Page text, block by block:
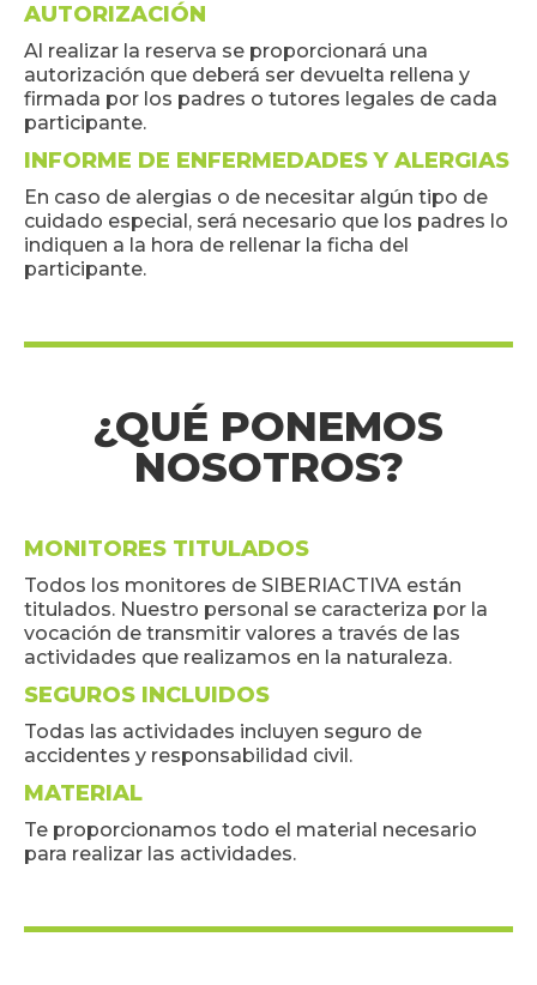
AUTORIZACIÓN
Al realizar la reserva se proporcionará una
autorización que deberá ser devuelta rellena y
firmada por los padres o tutores legales de cada
participante.
INFORME DE ENFERMEDADES Y ALERGIAS
En caso de alergias o de necesitar algún tipo de
cuidado especial, será necesario que los padres lo
indiquen a la hora de rellenar la ficha del
participante.
¿QUÉ PONEMOS
NOSOTROS?
MONITORES TITULADOS
Todos los monitores de SIBERIACTIVA están
titulados. Nuestro personal se caracteriza por la
vocación de transmitir valores a través de las
actividades que realizamos en la naturaleza.
SEGUROS INCLUIDOS
Todas las actividades incluyen seguro de
accidentes y responsabilidad civil.
MATERIAL
Te proporcionamos todo el material necesario
para realizar las actividades.